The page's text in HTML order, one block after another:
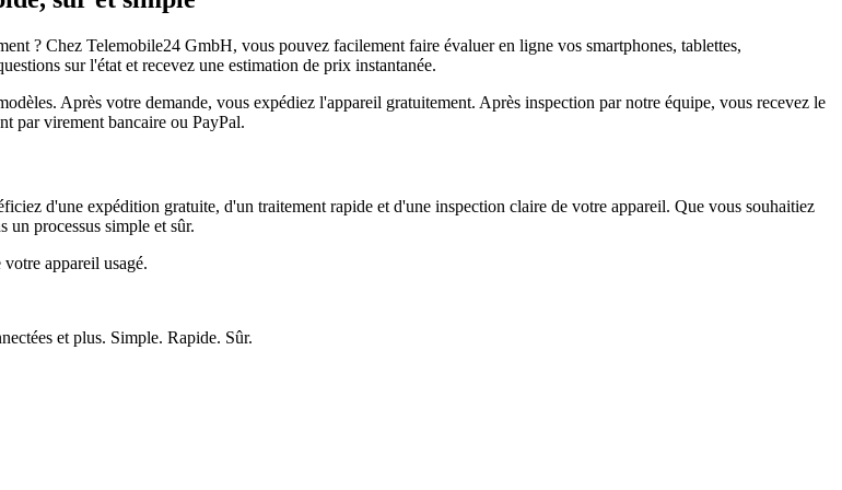
? Chez Telemobile24 GmbH, vous pouvez facilement faire évaluer en ligne vos smartphones, tablettes,
sur l'état et recevez une estimation de prix instantanée.
Après votre demande, vous expédiez l'appareil gratuitement. Après inspection par notre équipe, vous recevez le
par virement bancaire ou PayPal.
d'une expédition gratuite, d'un traitement rapide et d'une inspection claire de votre appareil. Que vous souhaitiez
un processus simple et sûr.
appareil usagé.
et plus. Simple. Rapide. Sûr.